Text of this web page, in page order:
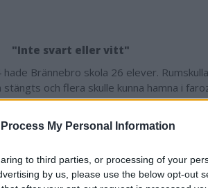
Process My Personal Information
to third parties, or processing of your
by us, please use the below opt-out
"Inte svart eller vitt"
Brännebro skola 26 elever.
och flera skulle kunna hamna i
en ny gräns eller riktlinje.
vi kan säga det. Vi ska ut till orterna och
20-25 elever någonstans?